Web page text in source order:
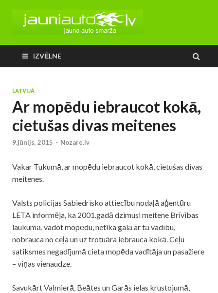
IZVĒLNE
LATVIJĀ
Ar mopēdu iebraucot kokā,
cietušas divas meitenes
9.jūnijs, 2015 - Nozare.lv
Vakar Tukumā, ar mopēdu iebraucot kokā, cietušas divas
meitenes.
Valsts policijas Sabiedrisko attiecību nodaļā aģentūru
LETA informēja, ka 2001.gadā dzimusi meitene Brīvības
laukumā, vadot mopēdu, netika galā ar tā vadību,
nobrauca no ceļa un uz trotuāra iebrauca kokā. Ceļu
satiksmes negadījumā cieta mopēda vadītāja un pasažiere
– viņas vienaudze.
Savukārt Valmierā, Beātes un Garās ielas krustojumā,